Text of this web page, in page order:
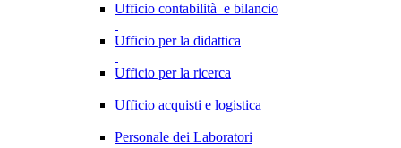
Ufficio contabilità e bilancio
Ufficio per la didattica
Ufficio per la ricerca
Ufficio acquisti e logistica
Personale dei Laboratori